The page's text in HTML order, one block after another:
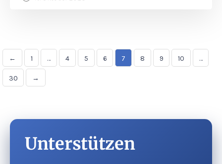
← 1 … 4 5 6 7 8 9 10 …
30 →
Unterstützen